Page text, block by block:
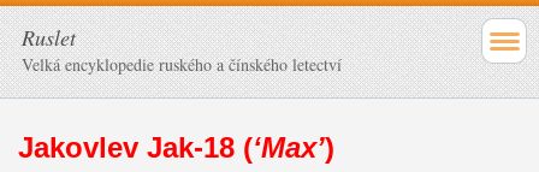
Ruslet
Velká encyklopedie ruského a čínského letectví
Jakovlev Jak-18 (‘Max’)